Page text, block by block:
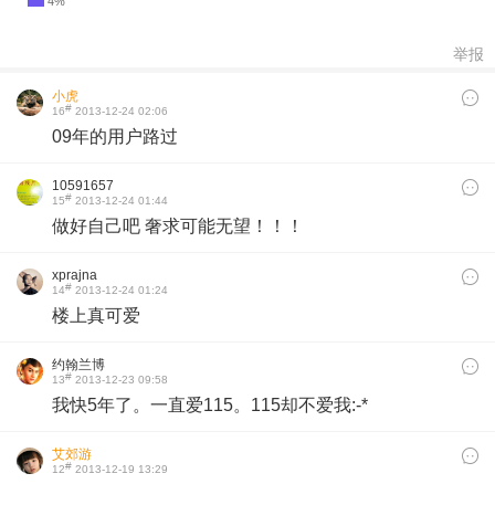
举报
小虎
16# 2013-12-24 02:06
09年的用户路过
10591657
15# 2013-12-24 01:44
做好自己吧 奢求可能无望！！！
xprajna
14# 2013-12-24 01:24
楼上真可爱
约翰兰博
13# 2013-12-23 09:58
我快5年了。一直爱115。115却不爱我:-*
艾郊游
12# 2013-12-19 13:29